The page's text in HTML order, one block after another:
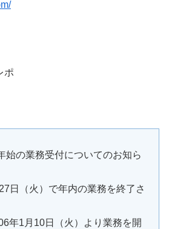
ポ
始の業務受付についてのお知ら
日（火）で年内の業務を終了さ
年1月10日（火）より業務を開